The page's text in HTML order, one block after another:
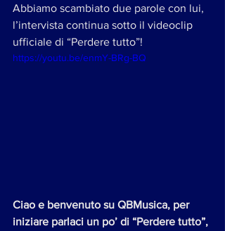
Abbiamo scambiato due parole con lui,
l’intervista continua sotto il videoclip
ufficiale di “Perdere tutto”!
https://youtu.be/enmY-BRg-BQ
Ciao e benvenuto su QBMusica, per
iniziare parlaci un po’ di “Perdere tutto”,